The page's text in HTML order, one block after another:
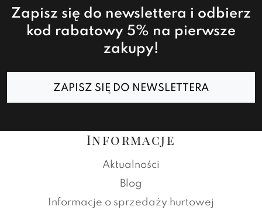
Zapisz się do newslettera i odbierz
kod rabatowy 5% na pierwsze
zakupy!
ZAPISZ SIĘ DO NEWSLETTERA
Informacje
Aktualności
Blog
Informacje o sprzedaży hurtowej